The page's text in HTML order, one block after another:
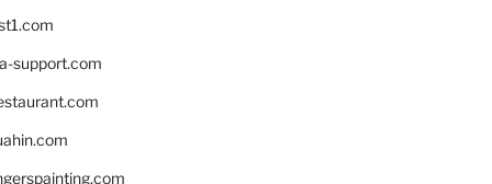
support.com